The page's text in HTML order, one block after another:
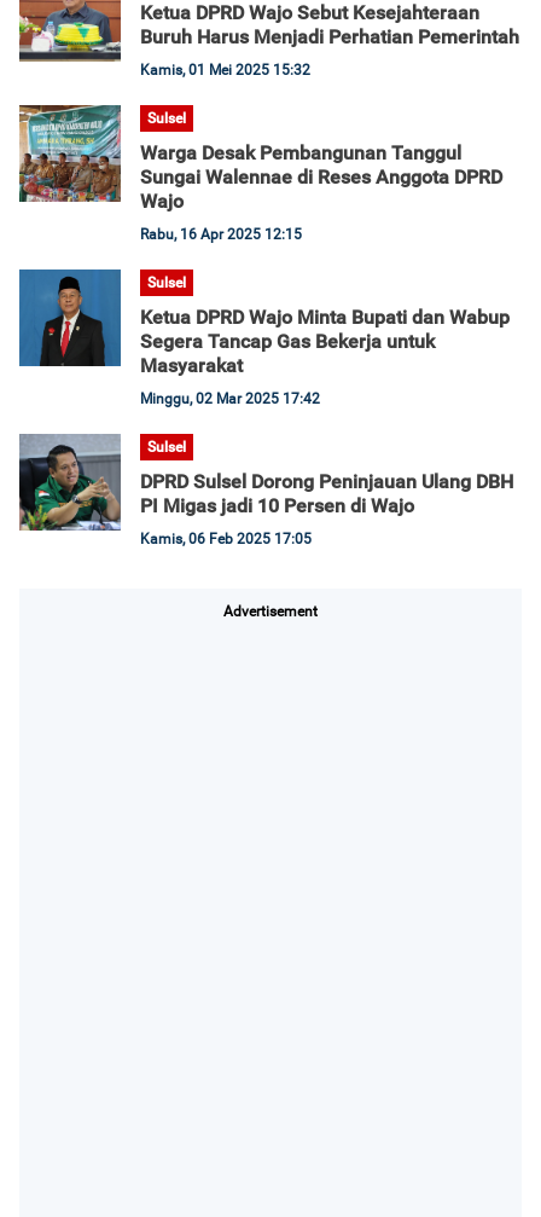
Ketua DPRD Wajo Sebut Kesejahteraan
Buruh Harus Menjadi Perhatian Pemerintah
Kamis, 01 Mei 2025 15:32
Sulsel
Warga Desak Pembangunan Tanggul
Sungai Walennae di Reses Anggota DPRD
Wajo
Rabu, 16 Apr 2025 12:15
Sulsel
Ketua DPRD Wajo Minta Bupati dan Wabup
Segera Tancap Gas Bekerja untuk
Masyarakat
Minggu, 02 Mar 2025 17:42
Sulsel
DPRD Sulsel Dorong Peninjauan Ulang DBH
PI Migas jadi 10 Persen di Wajo
Kamis, 06 Feb 2025 17:05
Advertisement